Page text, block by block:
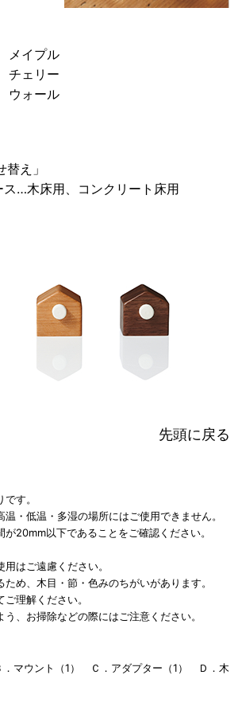
メイプル
リー
ール
え」
…木床用、コンクリート床用
先頭に戻る
す。
・低温・多湿の場所にはご使用できません。
が20mm以下であることをご確認ください。
はご遠慮ください。
め、木目・節・色みのちがいがあります。
理解ください。
、お掃除などの際にはご注意ください。
マウント（1） Ｃ．アダプター（1） Ｄ．木